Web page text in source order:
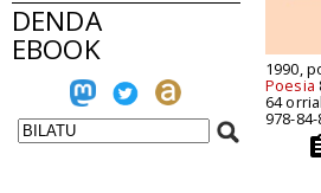
DENDA
EBOOK
1990,
Poesia
64
978-